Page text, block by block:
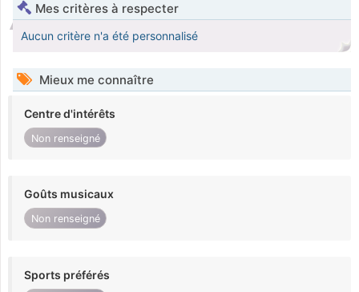
Mes critères à respecter
Aucun critère n'a été personnalisé
Mieux me connaître
Centre d'intérêts
Non renseigné
Goûts musicaux
Non renseigné
Sports préférés